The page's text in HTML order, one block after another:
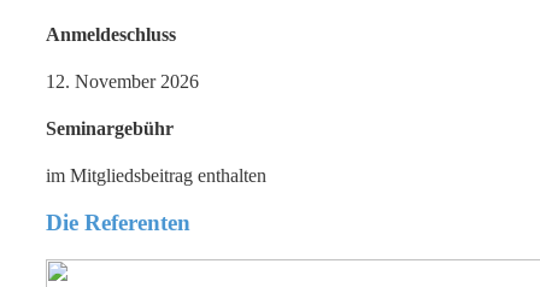
Anmeldeschluss
12. November 2026
Seminargebühr
im Mitgliedsbeitrag enthalten
Die Referenten